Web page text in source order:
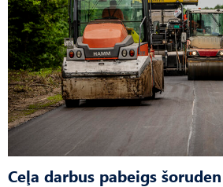
Ceļa darbus pabeigs šoruden